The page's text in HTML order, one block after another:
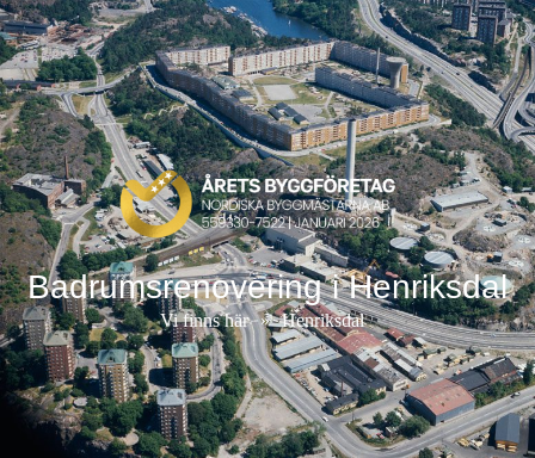
Badrumsrenovering i Henriksdal
Vi finns här » Henriksdal